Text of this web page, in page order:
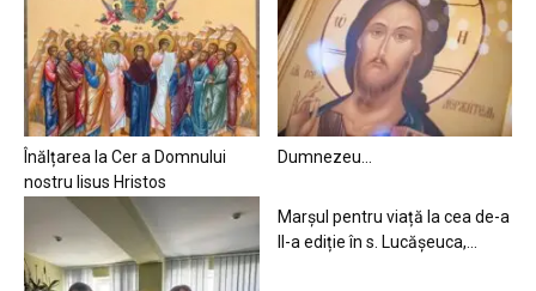
Înălțarea la Cer a Domnului
nostru Iisus Hristos
Dumnezeu…
Marșul pentru viață la cea de-a
II-a ediție în s. Lucășeuca,...